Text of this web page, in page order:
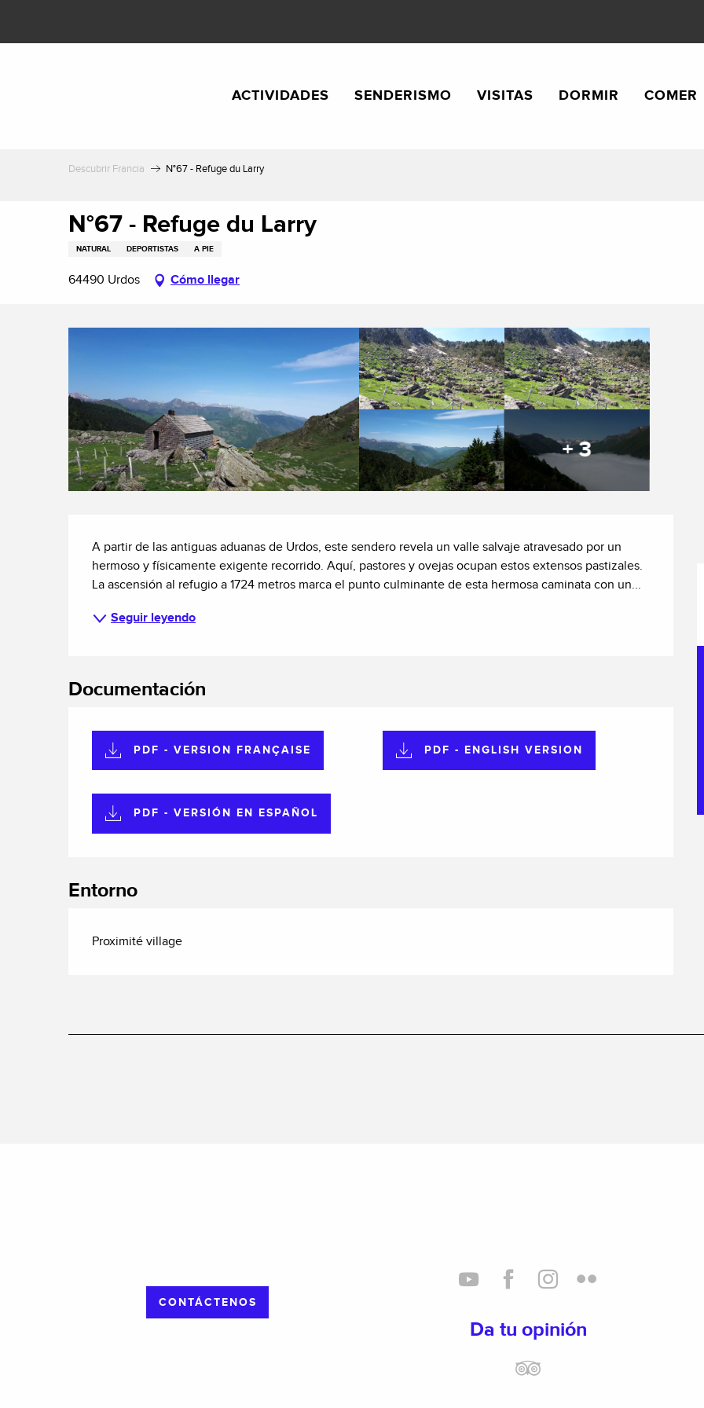
contenu
ACTIVIDADES SENDERISMO VISITAS DORMIR COMER
Descubrir Francia N°67 - Refuge du Larry
N°67 - Refuge du Larry
NATURAL DEPORTISTAS A PIE
64490 Urdos Cómo llegar
+ 3
A partir de las antiguas aduanas de Urdos, este sendero revela un valle salvaje atravesado por un
hermoso y físicamente exigente recorrido. Aquí, pastores y ovejas ocupan estos extensos pastizales.
La ascensión al refugio a 1724 metros marca el punto culminante de esta hermosa caminata con un...
Seguir leyendo
Documentación
PDF - VERSION FRANÇAISE PDF - ENGLISH VERSION
PDF - VERSIÓN EN ESPAÑOL
Entorno
Proximité village
CONTÁCTENOS
Da tu opinión